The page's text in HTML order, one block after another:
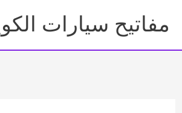
إلى
المحتوى
مفاتيح سيارات